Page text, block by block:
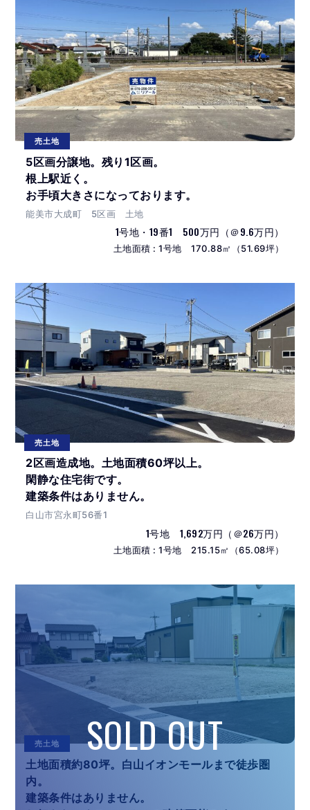
売土地
5区画分譲地。残り1区画。
根上駅近く。
お手頃大きさになっております。
能美市大成町 5区画 土地
1号地・19番1 500万円（＠9.6万円）
土地面積 : 1号地 170.88㎡（51.69坪）
売土地
2区画造成地。土地面積60坪以上。
閑静な住宅街です。
建築条件はありません。
白山市宮永町56番1
1号地 1,692万円（＠26万円）
土地面積 : 1号地 215.15㎡（65.08坪）
売土地
土地面積約80坪。白山イオンモールまで徒歩圏
内。
建築条件はありません。